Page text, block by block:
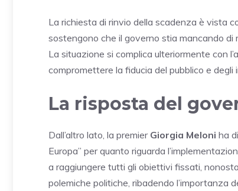
La richiesta di rinvio della scadenza è vista
sostengono che il governo stia mancando di
La situazione si complica ulteriormente con
compromettere la fiducia del pubblico e degli
La risposta del
Dall’altro lato, la premier Giorgia Meloni ha
Europa” per quanto riguarda
a raggiungere tutti gli obiettivi fissati,
polemiche politiche, ribadendo l’importanza